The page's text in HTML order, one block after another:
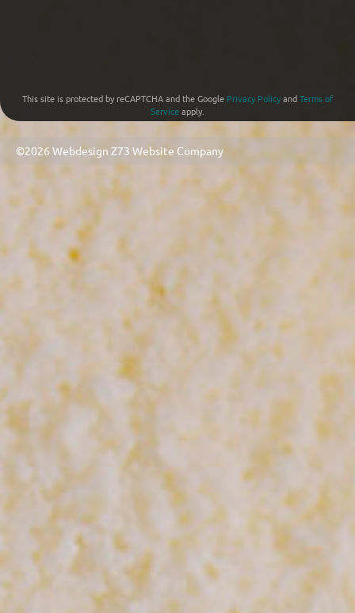
©2026 Webdesign Z73 Website Company
This site is protected by reCAPTCHA and the Google Privacy PolicyandTerms of
Serviceapply.